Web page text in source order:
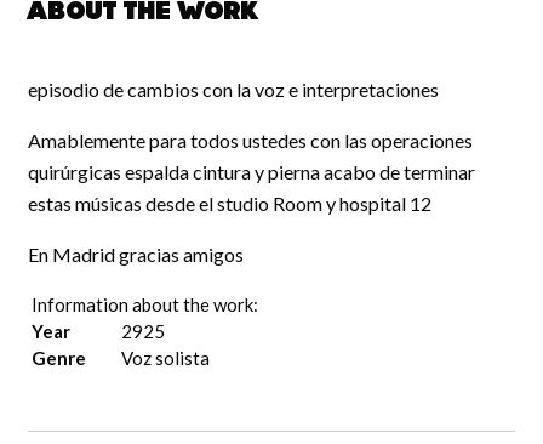
About the work
episodio de cambios con la voz e interpretaciones
Amablemente para todos ustedes con las operaciones
quirúrgicas espalda cintura y pierna acabo de terminar
estas músicas desde el studio Room y hospital 12
En Madrid gracias amigos
Information about the work:
Year
2925
Genre
Voz solista